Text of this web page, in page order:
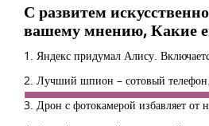
С развитем
вашему мнению, Какие
1. Яндекс придумал Алису.
2. Лучший шпион – сотовый телефон.
3. Дрон с фотокамерой избавляет от